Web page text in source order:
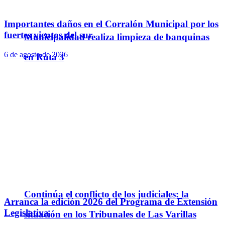
Municipalidad realiza limpieza de banquinas
en Ruta 3
Continúa el conflicto de los judiciales: la
situación en los Tribunales de Las Varillas
Importantes daños en el Corralón Municipal por los
fuertes vientos del sur
6 de agosto de 2026
Arranca la edición 2026 del Programa de Extensión
Legislativa